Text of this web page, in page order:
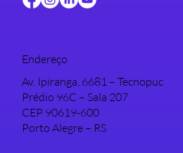
Endereço
Av. Ipiranga, 6681 – Tecnopuc
Prédio 96C – Sala 207
CEP 90619-600
Porto Alegre – RS